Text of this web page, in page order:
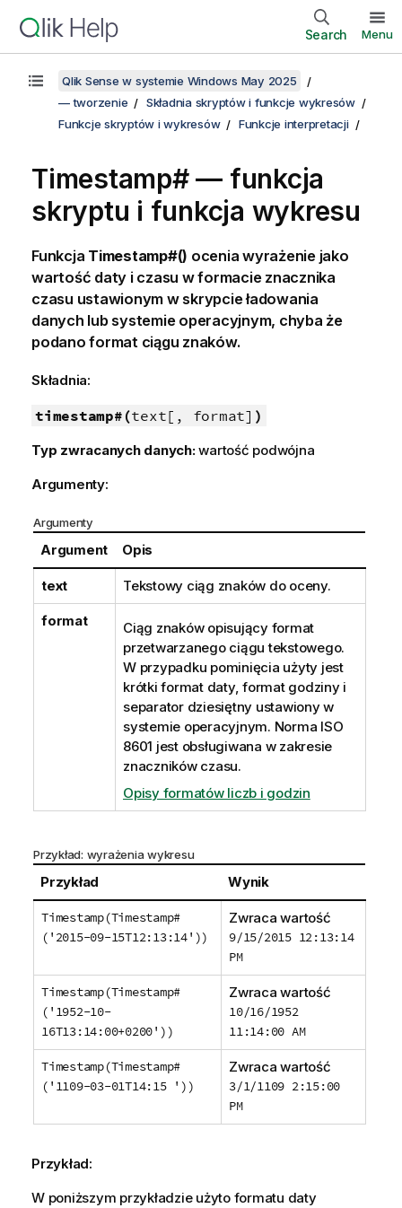
Search Menu
Qlik Sense w systemie Windows May 2025
— tworzenie
Składnia skryptów i funkcje wykresów
Funkcje skryptów i wykresów
Funkcje interpretacji
Timestamp# — funkcja
skryptu i funkcja wykresu
Funkcja Timestamp#() ocenia wyrażenie jako
wartość daty i czasu w formacie znacznika
czasu ustawionym w skrypcie ładowania
danych lub systemie operacyjnym, chyba że
podano format ciągu znaków.
Składnia:
timestamp#(text[, format] )
Typ zwracanych danych:wartość podwójna
Argumenty:
Argumenty
Argument Opis
text Tekstowy ciąg znaków do oceny.
format
Ciąg znaków opisujący format
przetwarzanego ciągu tekstowego.
W przypadku pominięcia użyty jest
krótki format daty, format godziny i
separator dziesiętny ustawiony w
systemie operacyjnym. Norma ISO
8601 jest obsługiwana w zakresie
znaczników czasu.
Opisy formatów liczb i godzin
Przykład: wyrażenia wykresu
Przykład Wynik
Timestamp(Timestamp#
('2015-09-15T12:13:14'))
Zwraca wartość
9/15/2015 12:13:14
PM
Timestamp(Timestamp#
('1952-10-
16T13:14:00+0200'))
Zwraca wartość
10/16/1952
11:14:00 AM
Timestamp(Timestamp#
('1109-03-01T14:15 '))
Zwraca wartość
3/1/1109 2:15:00
PM
Przykład:
W poniższym przykładzie użyto formatu daty